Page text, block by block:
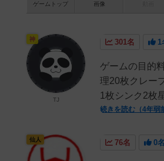
ゲーム トップ 画像
301名 1
ゲームの目的
理20枚クレー
1枚シンク2枚
続きを読む（4年弱
神
TJ
76名 0名
仙人